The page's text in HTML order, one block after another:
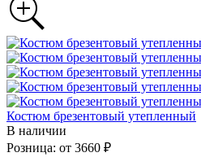
Костюм брезентовый утепленный
В наличии
Розница: от 3660 ₽